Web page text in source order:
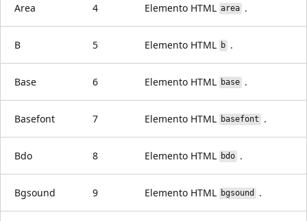
Area 4 Elemento HTML area.
B 5 Elemento HTML b.
Base 6 Elemento HTML base.
Basefont 7 Elemento HTML basefont .
Bdo 8 Elemento HTML bdo.
Bgsound 9 Elemento HTML bgsound .